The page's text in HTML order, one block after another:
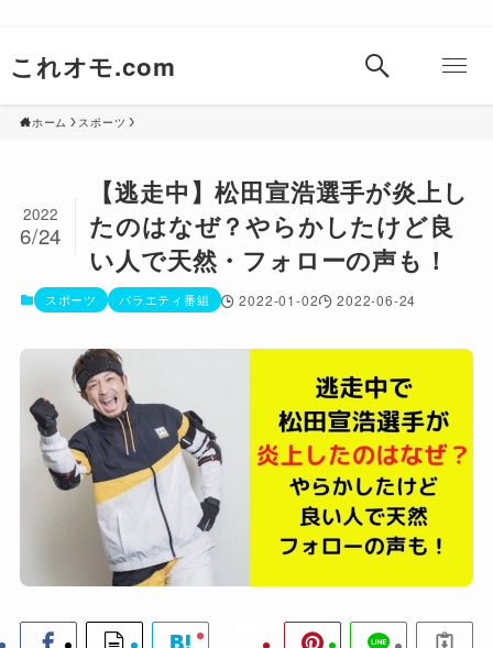
これオモ.com
ホーム スポーツ
【逃走中】松田宣浩選手が炎上し
たのはなぜ？やらかしたけど良
い人で天然・フォローの声も！
2022
6/24
スポーツ バラエティ番組 2022-01-02 2022-06-24